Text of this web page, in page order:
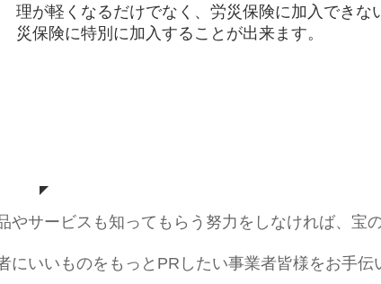
理が軽くなるだけでなく、労災保険に加入できな
災保険に特別に加入することが出来ます。
やサービスも知ってもらう努力をしなければ、宝
にいいものをもっとPRしたい事業者皆様をお手伝